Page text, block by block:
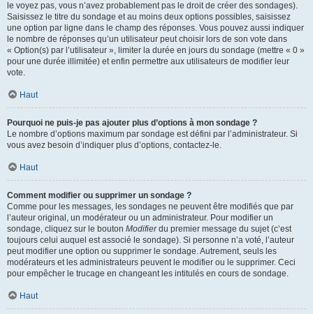
le voyez pas, vous n’avez probablement pas le droit de créer des sondages).
Saisissez le titre du sondage et au moins deux options possibles, saisissez
une option par ligne dans le champ des réponses. Vous pouvez aussi indiquer
le nombre de réponses qu’un utilisateur peut choisir lors de son vote dans
« Option(s) par l’utilisateur », limiter la durée en jours du sondage (mettre « 0 »
pour une durée illimitée) et enfin permettre aux utilisateurs de modifier leur
vote.
Haut
Pourquoi ne puis-je pas ajouter plus d’options à mon sondage ?
Le nombre d’options maximum par sondage est défini par l’administrateur. Si
vous avez besoin d’indiquer plus d’options, contactez-le.
Haut
Comment modifier ou supprimer un sondage ?
Comme pour les messages, les sondages ne peuvent être modifiés que par
l’auteur original, un modérateur ou un administrateur. Pour modifier un
sondage, cliquez sur le bouton Modifierdu premier message du sujet (c’est
toujours celui auquel est associé le sondage). Si personne n’a voté, l’auteur
peut modifier une option ou supprimer le sondage. Autrement, seuls les
modérateurs et les administrateurs peuvent le modifier ou le supprimer. Ceci
pour empêcher le trucage en changeant les intitulés en cours de sondage.
Haut